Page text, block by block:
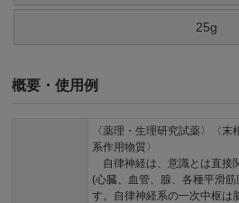
25g
概要・使用例
〈薬理・生理研究試薬〉〈
系作用物質〉
自律神経は、意識とは直接
(心臓、血管、腺、各種平滑
す。自律神経系の一次中枢は